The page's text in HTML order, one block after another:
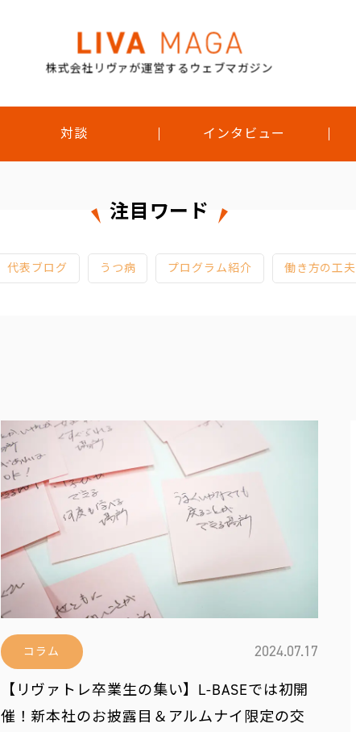
株式会社リヴァが運営するウェブマガジン
対談 インタビュー
注目ワード
代表ブログ うつ病 プログラム紹介 働き方の工夫
コラム
2024.07.17
【リヴァトレ卒業生の集い】L-BASEでは初開
催！新本社のお披露目＆アルムナイ限定の交